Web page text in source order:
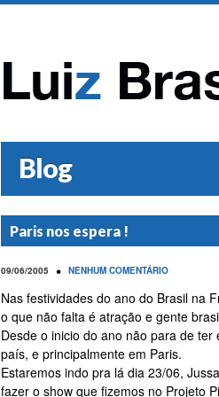
Blog
Paris nos espera !
09/06/2005 • NENHUM COMENTÁRIO
Nas festividades do ano do Brasil na
o que não falta é atração e gente
Desde o inicio do ano não para de
país, e principalmente em Paris.
Estaremos indo pra lá dia 23/06,
fazer o show que fizemos no Projeto